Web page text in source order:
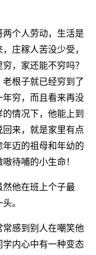
个人劳动，生活是
庄稼人苦没少受，
，家还能不穷吗？
根子就已经穷到了
穷，而且看来再没
情况下，他能上到
来，就是家里有点
迈的祖母和年幼的
待哺的小生命！
他在班上个子最
。
感到别人在嘲笑他
内心中有一种变态